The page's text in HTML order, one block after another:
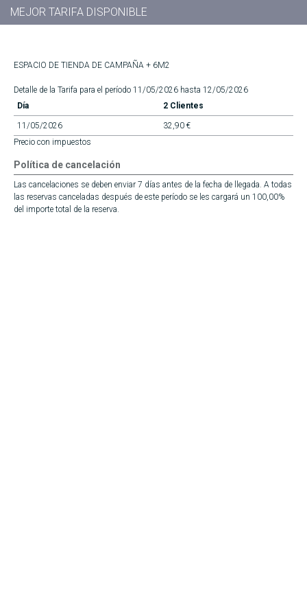
MEJOR TARIFA DISPONIBLE
ESPACIO DE TIENDA DE CAMPAÑA + 6M2
Detalle de la Tarifa para el período 11/05/2026 hasta 12/05/2026
Día
2 Clientes
11/05/2026
32,90 €
Precio con impuestos
Política de cancelación
Las cancelaciones se deben enviar 7 días antes de la fecha de llegada. A todas
las reservas canceladas después de este período se les cargará un 100,00%
del importe total de la reserva.